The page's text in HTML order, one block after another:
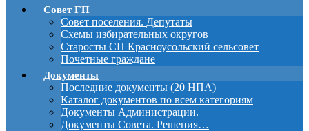
Совет ГП
Совет поселения. Депутаты
Схемы избирательных округов
Старосты СП Красноусольский сельсовет
Почетные граждане
Документы
Последние документы (20 НПА)
Каталог документов по всем категориям
Документы Администрации.
Документы Совета. Решения…